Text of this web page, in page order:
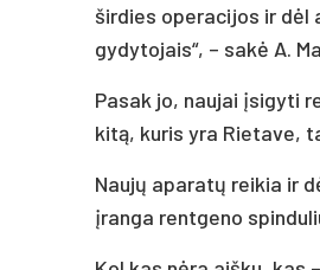
širdies operacijos ir dėl
gydytojais“, – sakė A.
Pasak jo, naujai įsigyti
kitą, kuris yra Rietave,
Naujų aparatų reikia ir
įranga rentgeno